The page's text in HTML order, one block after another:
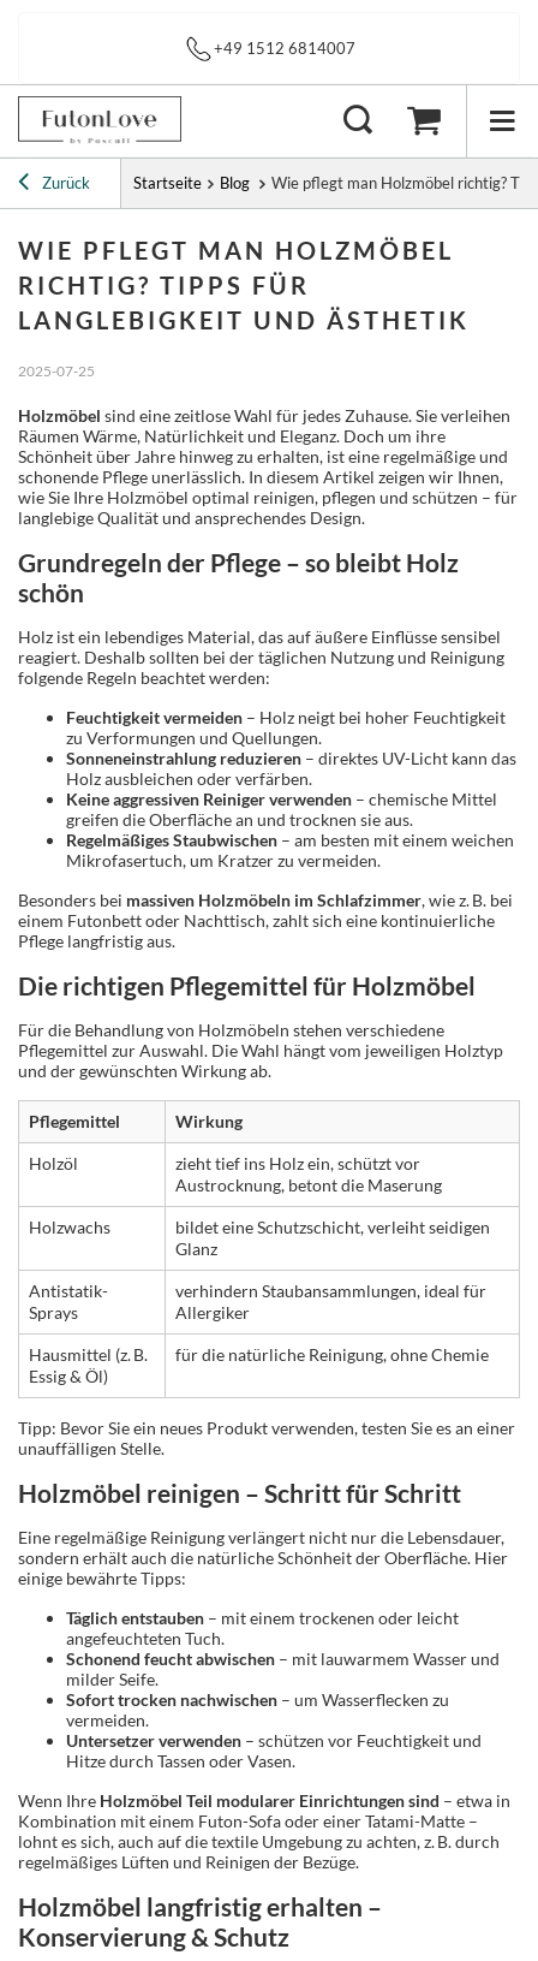
Sofortiger Versand
Zurück Startseite Blog Wie pflegt man Holzmöbel richtig?
WIE PFLEGT MAN HOLZMÖBEL
RICHTIG? TIPPS FÜR
LANGLEBIGKEIT UND ÄSTHETIK
2025-07-25
Holzmöbel sind eine zeitlose Wahl für jedes Zuhause. Sie verleihen
Räumen Wärme, Natürlichkeit und Eleganz. Doch um ihre
Schönheit über Jahre hinweg zu erhalten, ist eine regelmäßige und
schonende Pflege unerlässlich. In diesem Artikel zeigen wir Ihnen,
wie Sie Ihre Holzmöbel optimal reinigen, pflegen und schützen – für
langlebige Qualität und ansprechendes Design.
Grundregeln der Pflege – so bleibt Holz
schön
Holz ist ein lebendiges Material, das auf äußere Einflüsse sensibel
reagiert. Deshalb sollten bei der täglichen Nutzung und Reinigung
folgende Regeln beachtet werden:
Feuchtigkeit vermeiden – Holz neigt bei hoher Feuchtigkeit
zu Verformungen und Quellungen.
Sonneneinstrahlung reduzieren – direktes UV-Licht kann das
Holz ausbleichen oder verfärben.
Keine aggressiven Reiniger verwenden – chemische Mittel
greifen die Oberfläche an und trocknen sie aus.
Regelmäßiges Staubwischen – am besten mit einem weichen
Mikrofasertuch, um Kratzer zu vermeiden.
Besonders bei massiven Holzmöbeln im Schlafzimmer, wie z. B. bei
einem Futonbett oder Nachttisch, zahlt sich eine kontinuierliche
Pflege langfristig aus.
Die richtigen Pflegemittel für Holzmöbel
Für die Behandlung von Holzmöbeln stehen verschiedene
Pflegemittel zur Auswahl. Die Wahl hängt vom jeweiligen Holztyp
und der gewünschten Wirkung ab.
Pflegemittel Wirkung
Holzöl
zieht tief ins Holz ein, schützt vor
Austrocknung, betont die Maserung
Holzwachs
bildet eine Schutzschicht, verleiht seidigen
Glanz
Antistatik-
Sprays
verhindern Staubansammlungen, ideal für
Allergiker
Hausmittel (z. B.
Essig & Öl)
für die natürliche Reinigung, ohne Chemie
Tipp: Bevor Sie ein neues Produkt verwenden, testen Sie es an einer
unauffälligen Stelle.
Holzmöbel reinigen – Schritt für Schritt
Eine regelmäßige Reinigung verlängert nicht nur die Lebensdauer,
sondern erhält auch die natürliche Schönheit der Oberfläche. Hier
einige bewährte Tipps:
Täglich entstauben – mit einem trockenen oder leicht
angefeuchteten Tuch.
Schonend feucht abwischen – mit lauwarmem Wasser und
milder Seife.
Sofort trocken nachwischen – um Wasserflecken zu
vermeiden.
Untersetzer verwenden – schützen vor Feuchtigkeit und
Hitze durch Tassen oder Vasen.
Wenn Ihre Holzmöbel Teil modularer Einrichtungen sind – etwa in
Kombination mit einem Futon-Sofa oder einer Tatami-Matte –
lohnt es sich, auch auf die textile Umgebung zu achten, z. B. durch
regelmäßiges Lüften und Reinigen der Bezüge.
Holzmöbel langfristig erhalten –
Konservierung & Schutz